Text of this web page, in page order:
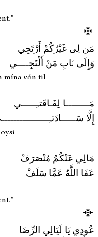
مَن لِى غَيْرُكُمْ أَرْتَجِي
وَإِلَى بَابِ مَنْ أَلْتَجِــــي
mína vón til
مَــــــــا لِفَـاقَتـِـــــي
إِلَّا
مَالِي عَنْكُمُ مُنْصَرَفْ
عَفَا اللَّهُ عَمَّا سَلَفْ
عُودِي يَا لَيَالِي الرِّضَا